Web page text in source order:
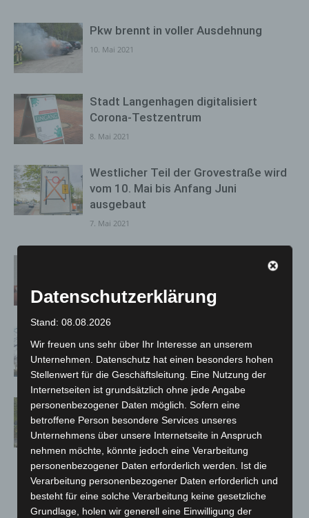
Pkw brennt in voller Ausdehnung
10. Mai 2021
Stadt Langenhagen digitalisiert
Corona-Testzentrum
8. Mai 2021
Westlicher Teil der Grovestraße wird
vom 10. Mai bis Anfang Juni
ausgebaut
7. Mai 2021
7. Mai 2021
Fledermäuse
6. Mai 2021
„Städtebauförderung – mehr als nur
Fassade“
6. Mai 2021
212 213 214
Datenschutzerklärung
Stand: 08.08.2026
Wir freuen uns sehr über Ihr Interesse an unserem
Unternehmen. Datenschutz hat einen besonders hohen
Stellenwert für die Geschäftsleitung. Eine Nutzung der
Internetseiten ist grundsätzlich ohne jede Angabe
personenbezogener Daten möglich. Sofern eine
betroffene Person besondere Services unseres
Unternehmens über unsere Internetseite in Anspruch
nehmen möchte, könnte jedoch eine Verarbeitung
personenbezogener Daten erforderlich werden. Ist die
Verarbeitung personenbezogener Daten erforderlich und
besteht für eine solche Verarbeitung keine gesetzliche
Grundlage, holen wir generell eine Einwilligung der